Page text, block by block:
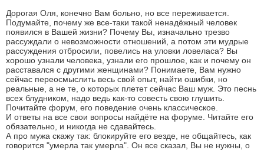
Дорогая Оля, конечно Вам больно, но все переживается.
Подумайте, почему же все-таки такой ненадёжный человек
появился в Вашей жизни? Почему Вы, изначально трезво
рассуждали о невозможности отношений, а потом эти мудрые
рассуждения отбросили, повелись на уловки ловеласа? Вы
хорошо узнали человека, узнали его прошлое, как и почему он
расставался с другими женщинами? Понимаете, Вам нужно
сейчас переосмыслить весь свой опыт, найти ошибки, но
реальные, а не те, о которых плетет сейчас Ваш муж. Это песнь
всех блудником, надо ведь как-то совесть свою глушить.
Почитайте форум, его поведение очень классическое.
И ответы на все свои вопросы найдёте на форуме. Читайте его
обязательно, и никогда не сдавайтесь.
А про мужа скажу так: блокируйте его везде, не общайтесь, как
говорится "умерла так умерла". Он все сказал, Вы не нужны, о